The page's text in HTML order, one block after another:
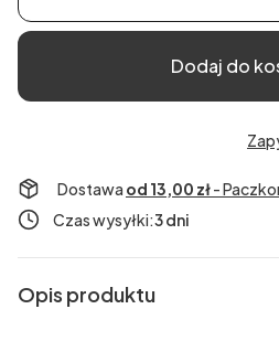
Dodaj do
Dostawa od 13,00 zł-
Czas wysyłki:3 dni
Opis produktu